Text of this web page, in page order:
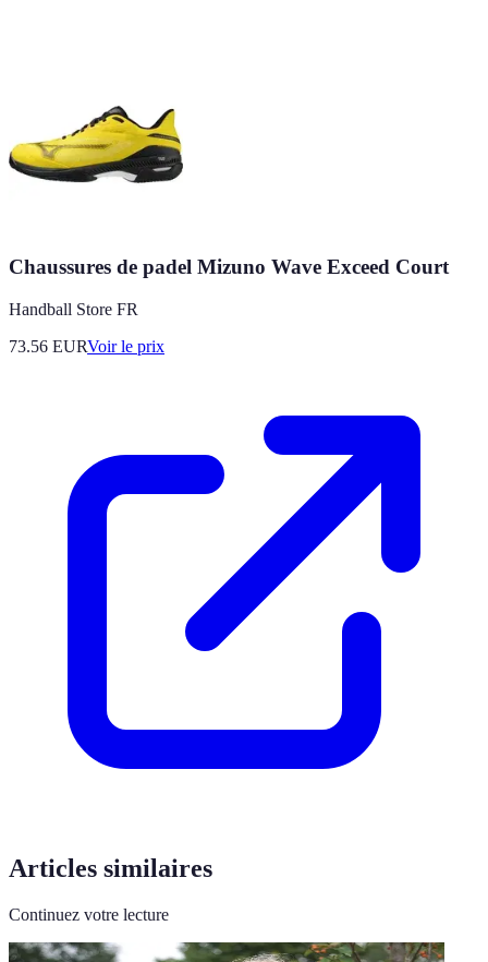
Chaussures de padel Mizuno Wave Exceed Court
Handball Store FR
73.56 EURVoir le prix
Articles similaires
Continuez votre lecture